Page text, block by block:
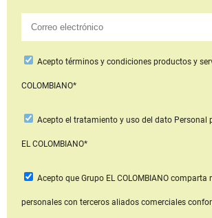
Aceptotérminos y condiciones productos y
COLOMBIANO*
Acepto el tratamiento y uso del dato Personal
EL COLOMBIANO*
Acepto que Grupo EL COLOMBIANOcomparta
personales con terceros aliados comerciales